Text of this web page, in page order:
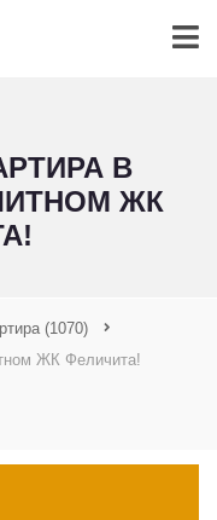
В
ЖК
(1070)
ЖК Феличита!